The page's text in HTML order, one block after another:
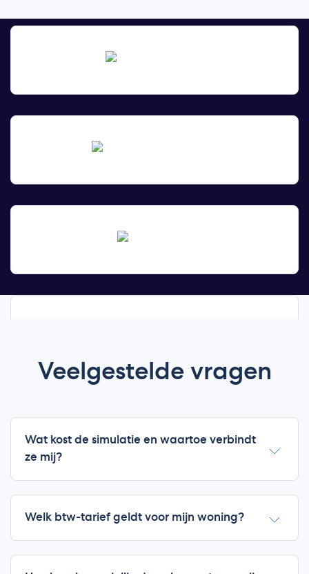
Veelgestelde vragen
Wat kost de simulatie en waartoe verbindt
ze mij?
aanvraagt, bezorgen wij uw gegevens aan
maximaal drie installateurs. Ook die offertes
zijn vrijblijvend.
Welk btw-tarief geldt voor mijn woning?